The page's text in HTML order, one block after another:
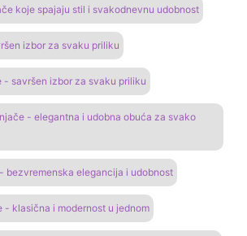
koje spajaju stil i svakodnevnu udobnost
izbor za svaku priliku
- savršen izbor za svaku priliku
- elegantna i udobna obuća za svako
bezvremenska elegancija i udobnost
- klasična i modernost u jednom